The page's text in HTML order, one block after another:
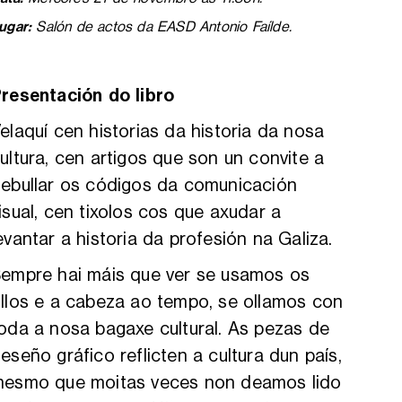
Salón de actos da EASD Antonio Faílde.
do libro
cen historias da historia da nosa
cen artigos que son un convite a
os códigos da comunicación
cen tixolos cos que axudar a
a historia da profesión na Galiza.
hai máis que ver se usamos os
e a cabeza ao tempo, se ollamos con
a nosa bagaxe cultural. As pezas de
gráfico reflicten a cultura dun país,
que moitas veces non deamos lido